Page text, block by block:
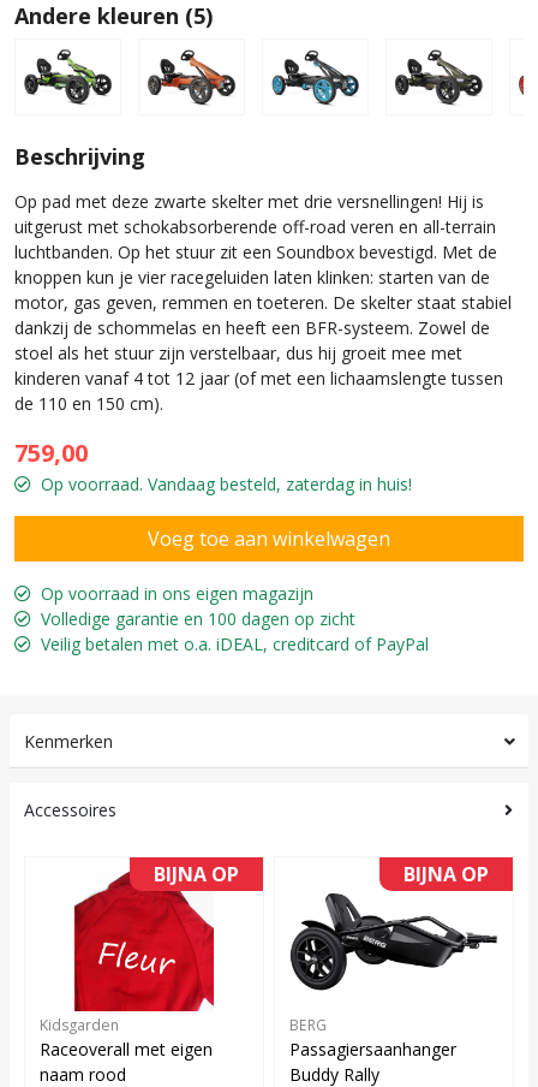
Andere kleuren (5)
Beschrijving
Op pad met deze zwarte skelter met drie versnellingen! Hij is
uitgerust met schokabsorberende off-road veren en all-terrain
luchtbanden. Op het stuur zit een Soundbox bevestigd. Met de
knoppen kun je vier racegeluiden laten klinken: starten van de
motor, gas geven, remmen en toeteren. De skelter staat stabiel
dankzij de schommelas en heeft een BFR-systeem. Zowel de
stoel als het stuur zijn verstelbaar, dus hij groeit mee met
kinderen vanaf 4 tot 12 jaar (of met een lichaamslengte tussen
de 110 en 150 cm).
759,00
Op voorraad. Vandaag besteld, zaterdag in huis!
Op voorraad in ons eigen magazijn
Volledige garantie en 100 dagen op zicht
Veilig betalen met o.a. iDEAL, creditcard of PayPal
Kenmerken
Accessoires
BIJNA OP
Kidsgarden
Raceoverall met eigen
naam rood
BIJNA OP
BERG
Passagiersaanhanger
Buddy Rally